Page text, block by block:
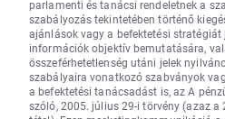
parlamenti és tanácsi rendeletnek a
szabályozás tekintetében történő
ajánlások vagy a befektetési
információk objektív bemutatására,
összeférhetetlenség utáni jelek
szabályaira vonatkozó szabványok
a befektetési tanácsadást is, az A
szóló, 2005. július 29-i törvény (azaz